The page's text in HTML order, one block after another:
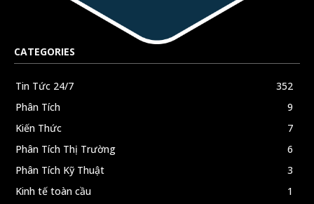
CATEGORIES
Tin Tức 24/7
352
Phân Tích
9
Kiến Thức
7
Phân Tích Thị Trường
6
Phân Tích Kỹ Thuật
3
Kinh tế toàn cầu
1